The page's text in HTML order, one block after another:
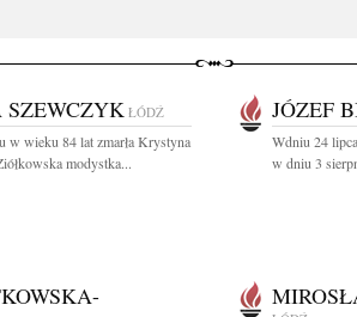
SZEWCZYK ŁÓDŹ
w wieku 84 lat zmarła Krystyna
modystka...
JÓZEF
Wdniu 24
w dniu 3